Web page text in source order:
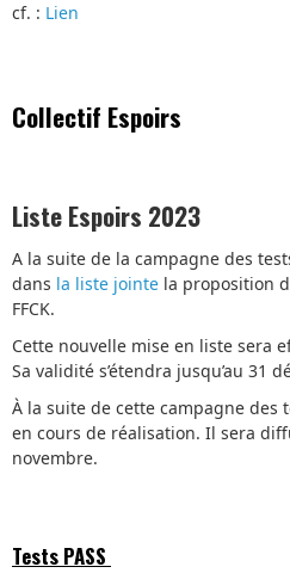
cf. : Lien
Collectif Espoirs
Liste Espoirs 2023
A la suite de la campagne des
dans la liste jointe la proposition
FFCK.
Cette nouvelle mise en liste sera
Sa validité s’étendra jusqu’au 31
À la suite de cette campagne des
en cours de réalisation. Il sera
novembre.
Tests PASS